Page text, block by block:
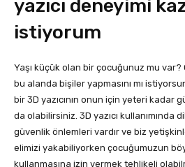
yazıcı deneyimi
istiyorum
Yaşı küçük olan bir çocuğunuz mu var?
bu alanda bişiler yapmasını mı
bir 3D yazıcının onun için yeteri kadar
da olabilirsiniz. 3D yazıcı kullanımında
güvenlik önlemleri vardır ve biz
elimizi yakabiliyorken çocuğumuzun
kullanmasına izin vermek tehlikeli